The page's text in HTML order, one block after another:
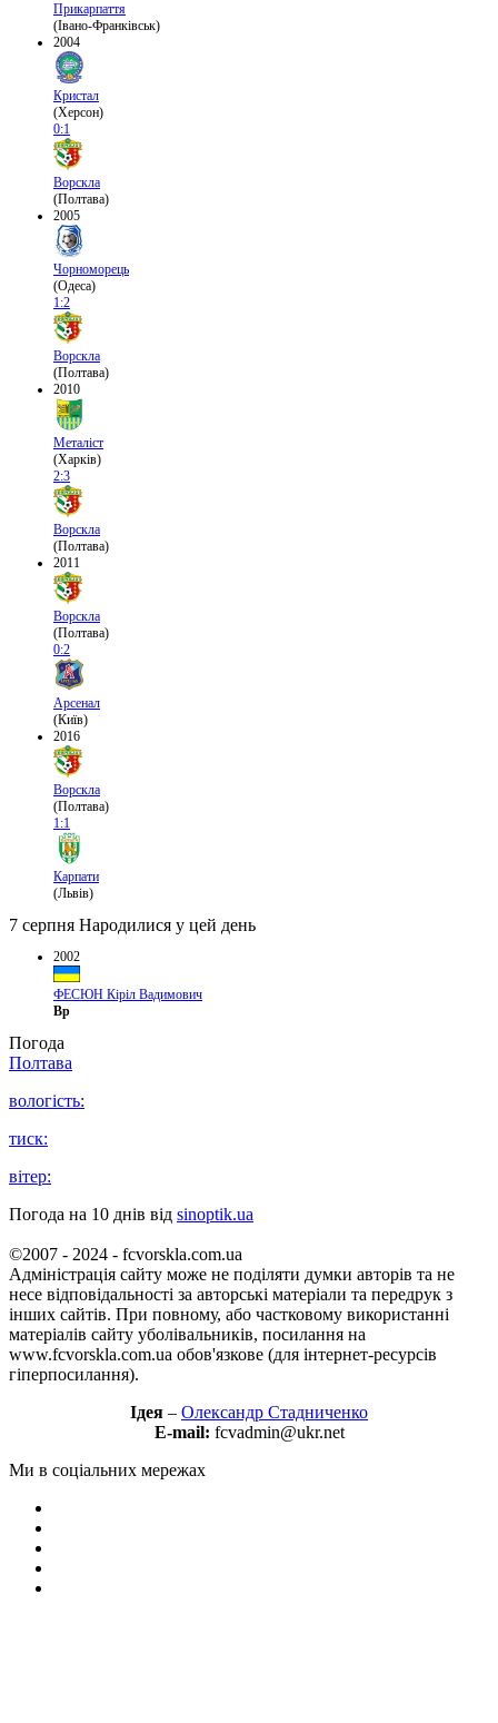
Прикарпаття
(Івано-Франківськ)
2004
Кристал
(Херсон)
0:1
Ворскла
(Полтава)
2005
Чорноморець
(Одеса)
1:2
Ворскла
(Полтава)
2010
Металіст
(Харків)
2:3
Ворскла
(Полтава)
2011
Ворскла
(Полтава)
0:2
Арсенал
(Київ)
2016
Ворскла
(Полтава)
1:1
Карпати
(Львів)
7 серпня Народилися у цей день
2002
ФЕСЮН Кіріл Вадимович
Вр
Погода
Полтава
вологість:
тиск:
вітер:
Погода на 10 днів від sinoptik.ua
©2007 - 2024 - fcvorskla.com.ua
Адміністрація сайту може не поділяти думки авторів та не
несе відповідальності за авторські матеріали та передрук з
інших сайтів. При повному, або частковому використанні
матеріалів сайту уболівальників, посилання на
www.fcvorskla.com.ua обов'язкове (для інтернет-ресурсів
гіперпосилання).
Ідея – Олександр Стадниченко
E-mail: fcvadmin@ukr.net
Ми в соціальних мережах